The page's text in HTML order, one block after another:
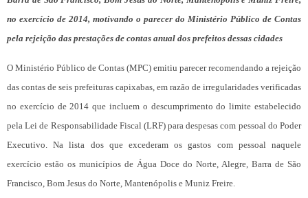
no exercício de 2014, motivando o parecer do Ministério Público de Contas
pela rejeição das prestações de contas anual dos prefeitos dessas cidades
O Ministério Público de Contas (MPC) emitiu parecer recomendando a rejeição
das contas de seis prefeituras capixabas, em razão de irregularidades verificadas
no exercício de 2014 que incluem o descumprimento do limite estabelecido
pela Lei de Responsabilidade Fiscal (LRF) para despesas com pessoal do Poder
Executivo. Na lista dos que excederam os gastos com pessoal naquele
exercício estão os municípios de Água Doce do Norte, Alegre, Barra de São
Francisco, Bom Jesus do Norte, Mantenópolis e Muniz Freire.